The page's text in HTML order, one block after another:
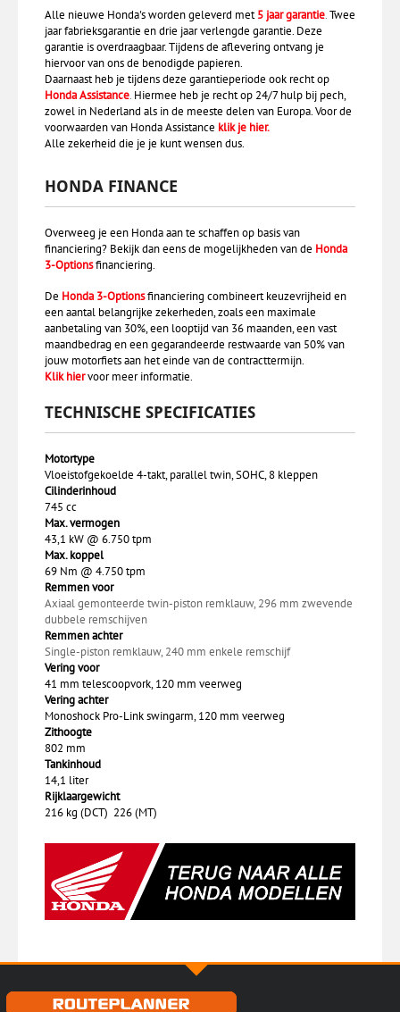
Alle nieuwe Honda's worden geleverd met 5 jaar garantie.Twee
jaar fabrieksgarantie en drie jaar verlengde garantie. Deze
garantie is overdraagbaar. Tijdens de aflevering ontvang je
hiervoor van ons de benodigde papieren.
Daarnaast heb je tijdens deze garantieperiode ook recht op
Honda Assistance. Hiermee heb je recht op 24/7 hulp bij pech,
zowel in Nederland als in de meeste delen van Europa. Voor de
voorwaarden van Honda Assistance klik je hier.
Alle zekerheid die je je kunt wensen dus.
HONDA FINANCE
Overweeg je een Honda aan te schaffen op basis van
financiering? Bekijk dan eens de mogelijkheden van de Honda
3-Optionsfinanciering.
De Honda 3-Optionsfinanciering combineert keuzevrijheid en
een aantal belangrijke zekerheden, zoals een maximale
aanbetaling van 30%, een looptijd van 36 maanden, een vast
maandbedrag en een gegarandeerde restwaarde van 50% van
jouw motorfiets aan het einde van de contracttermijn.
Klik hiervoor meer informatie.
TECHNISCHE SPECIFICATIES
Motortype
Vloeistofgekoelde 4-takt, parallel twin, SOHC, 8 kleppen
Cilinderinhoud
745 cc
Max. vermogen
43,1 kW @ 6.750 tpm
Max. koppel
69 Nm @ 4.750 tpm
Remmen voor
Axiaal gemonteerde twin-piston remklauw, 296 mm zwevende
dubbele remschijven
Remmen achter
Single-piston remklauw, 240 mm enkele remschijf
Vering voor
41 mm telescoopvork, 120 mm veerweg
Vering achter
Monoshock Pro-Link swingarm, 120 mm veerweg
Zithoogte
802 mm
Tankinhoud
14,1 liter
Rijklaargewicht
216 kg (DCT) 226 (MT)